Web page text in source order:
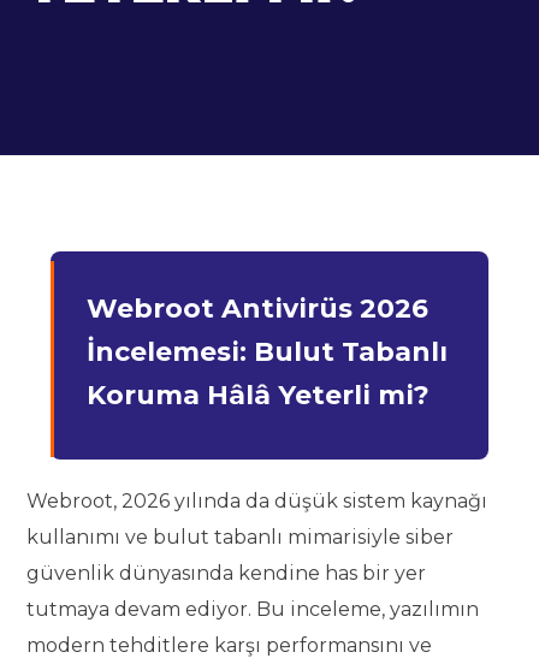
Webroot Antivirüs 2026
İncelemesi: Bulut Tabanlı
Koruma Hâlâ Yeterli mi?
Webroot, 2026 yılında da düşük sistem kaynağı
kullanımı ve bulut tabanlı mimarisiyle siber
güvenlik dünyasında kendine has bir yer
tutmaya devam ediyor. Bu inceleme, yazılımın
modern tehditlere karşı performansını ve